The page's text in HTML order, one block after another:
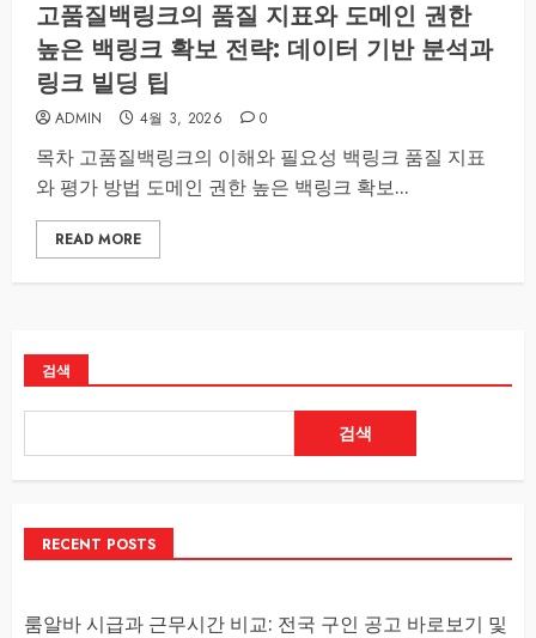
고품질백링크의 품질 지표와 도메인 권한
높은 백링크 확보 전략: 데이터 기반 분석과
링크 빌딩 팁
ADMIN 4월 3, 2026 0
목차 고품질백링크의 이해와 필요성 백링크 품질 지표
와 평가 방법 도메인 권한 높은 백링크 확보...
READ MORE
검색
검색
RECENT POSTS
룸알바 시급과 근무시간 비교: 전국 구인 공고 바로보기 및